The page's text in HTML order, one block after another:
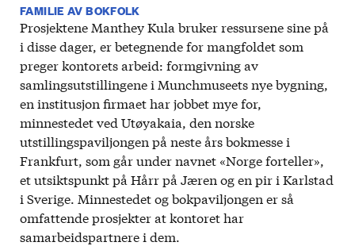
FAMILIE AV BOKFOLK
Prosjektene Manthey Kula bruker ressursene sine på
i disse dager, er betegnende for mangfoldet som
preger kontorets arbeid: formgivning av
samlingsutstillingene i Munchmuseets nye bygning,
en institusjon firmaet har jobbet mye for,
minnestedet ved Utøyakaia, den norske
utstillingspaviljongen på neste års bokmesse i
Frankfurt, som går under navnet «Norge forteller»,
et utsiktspunkt på Hårr på Jæren og en pir i Karlstad
i Sverige. Minnestedet og bokpaviljongen er så
omfattende prosjekter at kontoret har
samarbeidspartnere i dem.